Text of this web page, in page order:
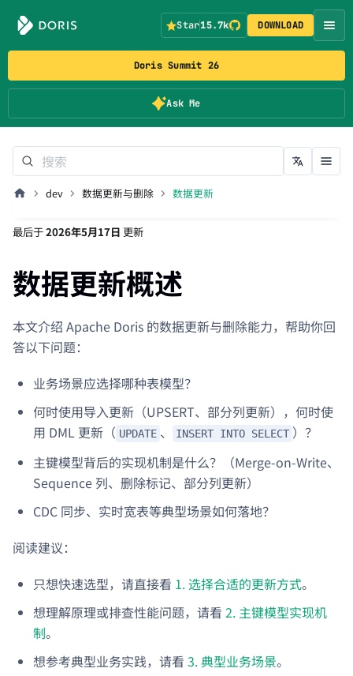
Doris Summit 26
Ask Me
Star15.7k DOWNLOAD
dev 数据更新与删除 数据更新
最后于2026年5月17日 更新
数据更新概述
本文介绍 Apache Doris 的数据更新与删除能力，帮助你回
答以下问题：
业务场景应选择哪种表模型？
何时使用导入更新（UPSERT、部分列更新），何时使
用 DML 更新（ UPDATE 、 INSERT INTO SELECT ）？
主键模型背后的实现机制是什么？（Merge-on-Write、
Sequence 列、删除标记、部分列更新）
CDC 同步、实时宽表等典型场景如何落地？
阅读建议：
只想快速选型，请直接看 1. 选择合适的更新方式。
想理解原理或排查性能问题，请看 2. 主键模型实现机
制。
想参考典型业务实践，请看 3. 典型业务场景。